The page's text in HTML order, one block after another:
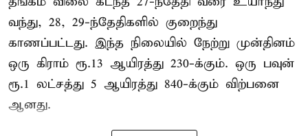
வந்து, 28, 29-ந்தேதிகளில் குறைந்து
காணப்பட்டது. இந்த நிலையில் நேற்று முன்தினம்
ஒரு கிராம் ரூ.13 ஆயிரத்து 230-க்கும். ஒரு பவுன்
ரூ.1 லட்சத்து 5 ஆயிரத்து 840-க்கும் விற்பனை
ஆனது.